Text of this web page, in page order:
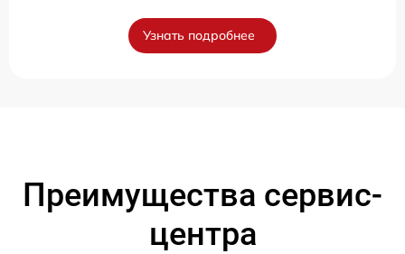
Узнать подробнее
Преимущества сервис-
центра